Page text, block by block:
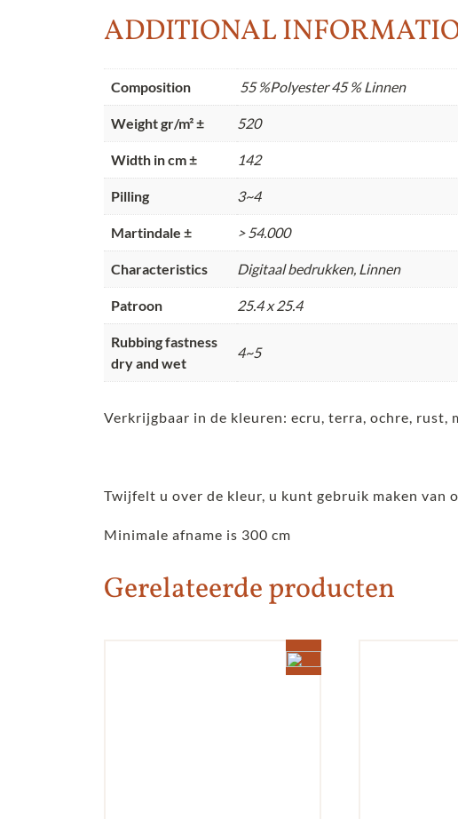
ADDITIONAL
Composition 55 %Polyester 45 % Linnen
Weight gr/m² ± 520
Width in cm ± 142
Pilling 3~4
Martindale ± > 54.000
Characteristics Digitaal bedrukken, Linnen
Patroon 25.4 x 25.4
Rubbing fastness
dry and wet
4~5
Verkrijgbaar in de kleuren: ecru, terra, ochre, rust,
Twijfelt u over de kleur, u kunt gebruik maken van
Minimale afname is 300 cm
Gerelateerde producten